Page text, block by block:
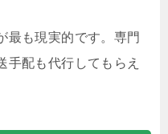
最も現実的です。専門
手配も代行してもらえ